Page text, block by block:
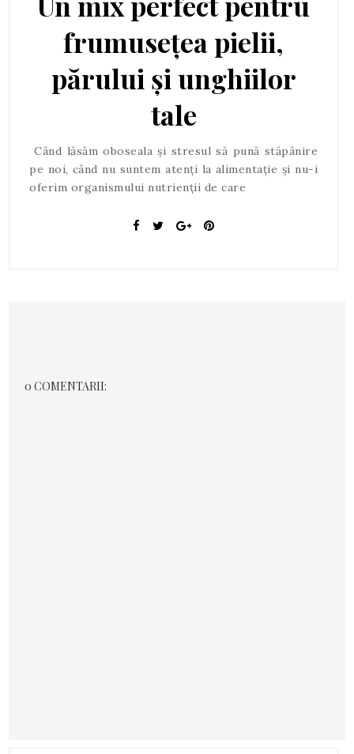
frumusețea pielii,
părului și unghiilor
tale
Când lăsăm oboseala și stresul să pună stăpânire
pe noi, când nu suntem atenți la alimentație și nu-i
oferim organismului nutrienții de care
0 COMENTARII: